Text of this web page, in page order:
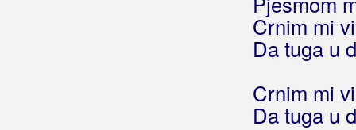
Crnim mi
Da tuga u
Crnim mi
Da tuga u